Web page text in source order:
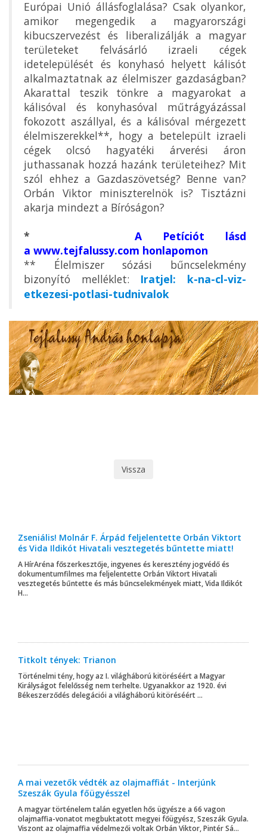
Európai Unió állásfoglalása? Csak olyankor,
amikor megengedik a magyarországi
kibucszervezést és liberalizálják a magyar
területeket felvásárló izraeli cégek
idetelepülését és konyhasó helyett kálisót
alkalmaztatnak az élelmiszer gazdaságban?
Akarattal teszik tönkre a magyarokat a
kálisóval és konyhasóval műtrágyázással
fokozott aszállyal, és a kálisóval mérgezett
élelmiszerekkel**, hogy a betelepült izraeli
cégek olcsó hagyatéki árverési áron
juthassanak hozzá hazánk területeihez? Mit
szól ehhez a Gazdaszövetség? Benne van?
Orbán Viktor miniszterelnök is? Tisztázni
akarja mindezt a Bíróságon?
* A Petíciót lásd
a www.tejfalussy.com honlapomon
** Élelmiszer sózási bűncselekmény
bizonyító melléklet: Iratjel: k-na-cl-viz-
etkezesi-potlasi-tudnivalok
Vissza
Zseniális! Molnár F. Árpád feljelentette Orbán Viktort
és Vida Ildikót Hivatali vesztegetés bűntette miatt!
A HírAréna főszerkesztője, ingyenes és keresztény jogvédő és
dokumentumfilmes ma feljelentette Orbán Viktort Hivatali
vesztegetés bűntette és más bűncselekmények miatt, Vida Ildikót
H...
Titkolt tények: Trianon
Történelmi tény, hogy az I. világháború kitöréséért a Magyar
Királyságot felelősség nem terhelte. Ugyanakkor az 1920. évi
Békeszerződés delegációi a világháború kitöréséért ...
A mai vezetők védték az olajmaffiát - Interjúnk
Szeszák Gyula főügyésszel
A magyar történelem talán egyetlen hős ügyésze a 66 vagon
olajmaffia-vonatot megbuktatott megyei főügyész, Szeszák Gyula.
Viszont az olajmaffia védelmezői voltak Orbán Viktor, Pintér Sá...